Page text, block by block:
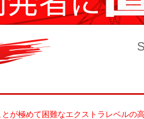
とが極めて困難なエクストラレベルの